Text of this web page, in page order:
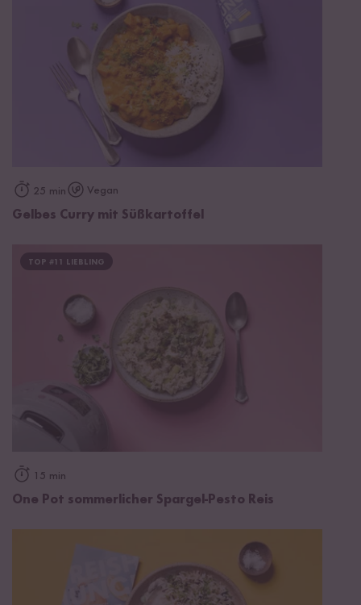
25 min Vegan
Gelbes Curry mit Süßkartoffel
TOP #11 LIEBLING
15 min
One Pot sommerlicher Spargel-Pesto Reis